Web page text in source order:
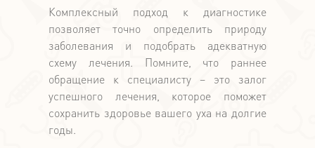
Комплексный подход к диагностике
позволяет точно определить природу
заболевания и подобрать адекватную
схему лечения. Помните, что раннее
обращение к специалисту – это залог
успешного лечения, которое поможет
сохранить здоровье вашего уха на долгие
годы.